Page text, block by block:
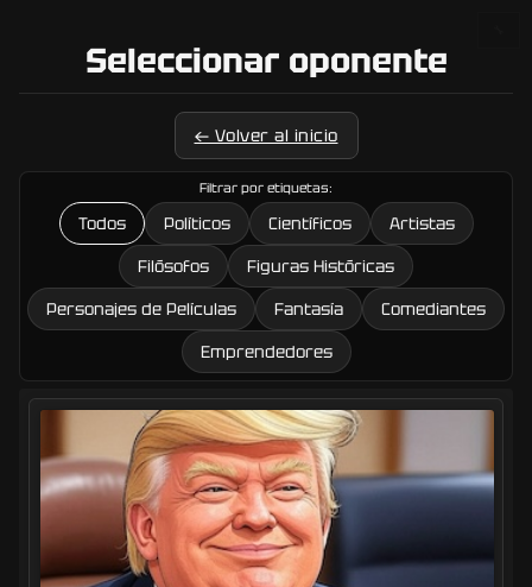
Seleccionar oponente
← Volver al inicio
Filtrar por etiquetas:
Todos Políticos Científicos
Artistas
Filósofos
Figuras Históricas
Personajes de Películas
Fantasía
Comediantes
Emprendedores